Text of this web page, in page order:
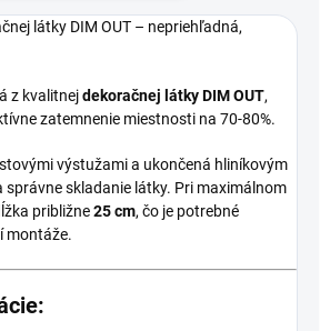
látky DIM OUT – nepriehľadná,
z kvalitnejdekoračnej látky DIM OUT,
zatemnenie miestnosti na 70-80%.
výstužami a ukončená hliníkovým
skladanie látky. Pri maximálnom
približne25 cm, čo je potrebné
montáže.